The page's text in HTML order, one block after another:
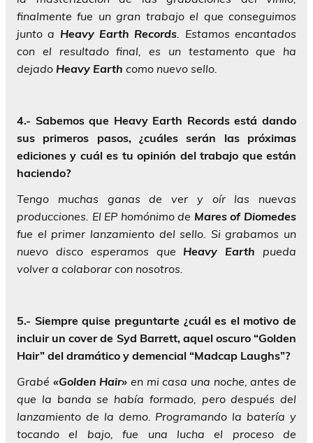
finalmente fue un gran trabajo el que conseguimos
junto a Heavy Earth Records . Estamos encantados
con el resultado final, es un testamento que ha
dejado Heavy Earth como nuevo sello.
4.- Sabemos que Heavy Earth Records está dando
sus primeros pasos, ¿cuáles serán las próximas
ediciones y cuál es tu opinión del trabajo que están
haciendo?
Tengo muchas ganas de ver y oír las nuevas
producciones. El EP homónimo de Mares of Diomedes
fue el primer lanzamiento del sello. Si grabamos un
nuevo disco esperamos que Heavy Earth pueda
volver a colaborar con nosotros.
5.- Siempre quise preguntarte ¿cuál es el motivo de
incluir un cover de Syd Barrett, aquel oscuro “Golden
Hair” del dramático y demencial “Madcap Laughs”?
Grabé «Golden Hair» en mi casa una noche, antes de
que la banda se había formado, pero después del
lanzamiento de la demo. Programando la batería y
tocando el bajo, fue una lucha el proceso de